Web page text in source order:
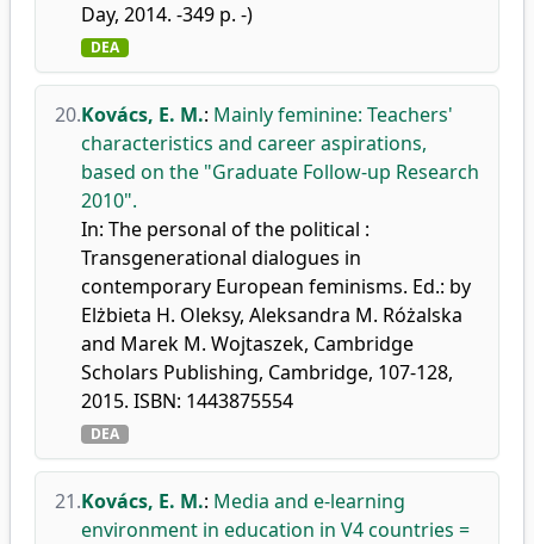
Day, 2014. -349 p. -)
DEA
20.Kovács, E. M.: Mainly feminine: Teachers'
characteristics and career aspirations,
based on the "Graduate Follow-up Research
2010".
In: The personal of the political :
Transgenerational dialogues in
contemporary European feminisms. Ed.: by
Elżbieta H. Oleksy, Aleksandra M. Różalska
and Marek M. Wojtaszek, Cambridge
Scholars Publishing, Cambridge, 107-128,
2015. ISBN: 1443875554
DEA
21.Kovács, E. M.: Media and e-learning
environment in education in V4 countries =